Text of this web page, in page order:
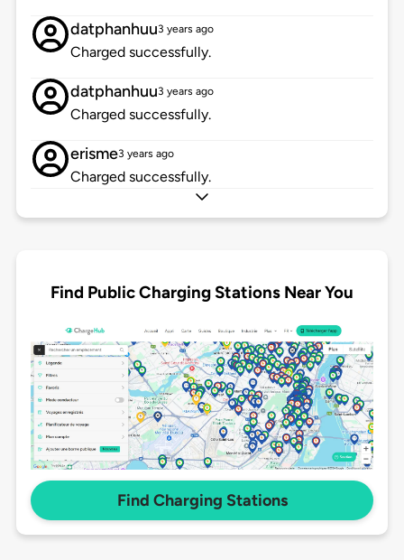
datphanhuu3 years ago
Charged successfully.
datphanhuu3 years ago
Charged successfully.
erisme3 years ago
Charged successfully.
Find Public Charging Stations Near You
Find Charging Stations